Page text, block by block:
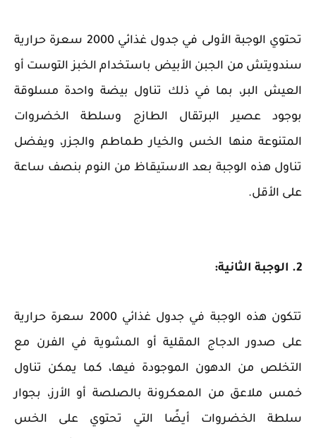
تحتوي الوجبة الأولى في جدول غذائي 2000 سعرة حرارية
سندويتش من الجبن الأبيض باستخدام الخبز التوست أو
العيش البر، بما في ذلك تناول بيضة واحدة مسلوقة
بوجود عصير البرتقال الطازج وسلطة الخضروات
المتنوعة منها الخس والخيار طماطم والجزر، ويفضل
تناول هذه الوجبة بعد الاستيقاظ من النوم بنصف ساعة
على الأقل.
2. الوجبة الثانية:
تتكون هذه الوجبة في جدول غذائي 2000 سعرة حرارية
على صدور الدجاج المقلية أو المشوية في الفرن مع
التخلص من الدهون الموجودة فيها، كما يمكن تناول
خمس ملاعق من المعكرونة بالصلصة أو الأرز، بجوار
سلطة الخضروات أيضًا التي تحتوي على الخس